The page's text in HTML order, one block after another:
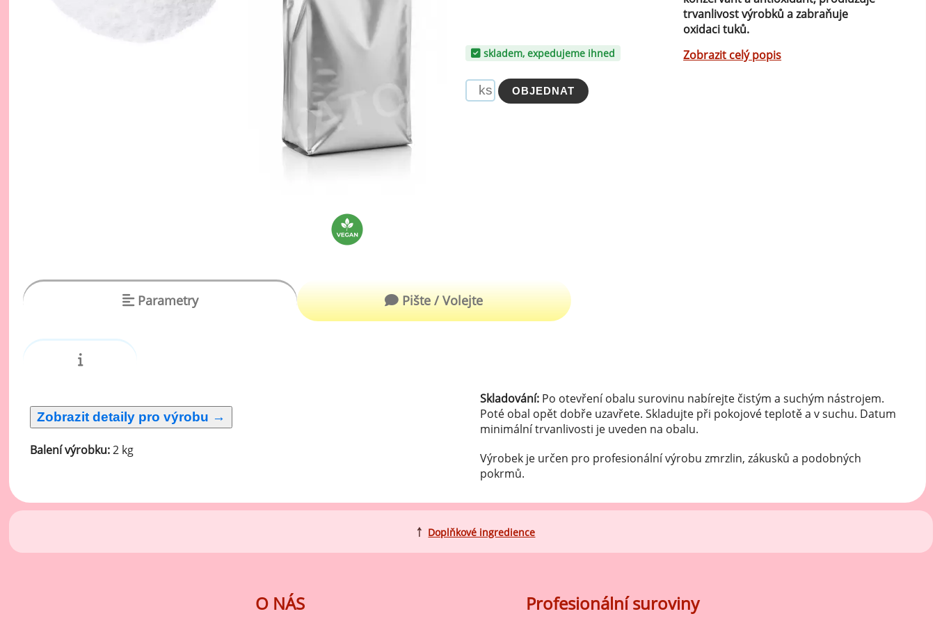
Arašídové ochucovací pasty
Kokosové ochucovací pasty
Mátové ochucovací pasty
Sušenkové ochucovací pasty
výrobu kvalitní zmrzliny
Ochucovací sušené ingredience
Ovocné pyré - 100% rozmixované
zralé ovoce
Doplňkové ingredience
Posypy pro dekoraci
Zmrzlinové kornoutky
Cukrářské polevy
Základy na dezerty
Ochucovací sušené ingredience
Ovocné náplně Farcitury
skladem, expedujeme ihned
trvanlivost výrobků a zabraňuje
oxidaci tuků.
Zobrazit celý popis
Parametry Pište / Volejte
Balení výrobku:2 kg
Skladování: Po otevření obalu surovinu nabírejte čistým a suchým nástrojem.
Poté obal opět dobře uzavřete. Skladujte při pokojové teplotě a v suchu. Datum
minimální trvanlivosti je uveden na obalu.
Výrobek je určen pro profesionální výrobu zmrzlin, zákusků a podobných
pokrmů.
￪ Doplňkové ingredience
O NÁS Profesionální suroviny